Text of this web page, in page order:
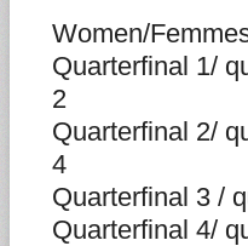
Women/
Quarterfinal 1/
2
Quarterfinal 2/
4
Quarterfinal 3 /
Quarterfinal 4/